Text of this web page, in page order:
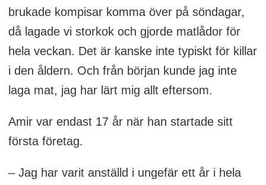
brukade kompisar komma över på söndagar,
då lagade vi storkok och gjorde matlådor för
hela veckan. Det är kanske inte typiskt för killar
i den åldern. Och från början kunde jag inte
laga mat, jag har lärt mig allt eftersom.
Amir var endast 17 år när han startade sitt
första företag.
– Jag har varit anställd i ungefär ett år i hela